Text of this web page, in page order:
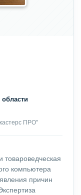
ПРО"
товароведческая
компьютера
причин